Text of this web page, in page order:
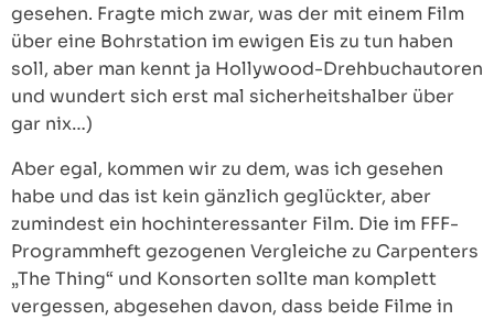
gesehen. Fragte mich zwar, was der mit einem Film
über eine Bohrstation im ewigen Eis zu tun haben
soll, aber man kennt ja Hollywood-Drehbuchautoren
und wundert sich erst mal sicherheitshalber über
gar nix…)
Aber egal, kommen wir zu dem, was ich gesehen
habe und das ist kein gänzlich geglückter, aber
zumindest ein hochinteressanter Film. Die im FFF-
Programmheft gezogenen Vergleiche zu Carpenters
„The Thing“ und Konsorten sollte man komplett
vergessen, abgesehen davon, dass beide Filme in